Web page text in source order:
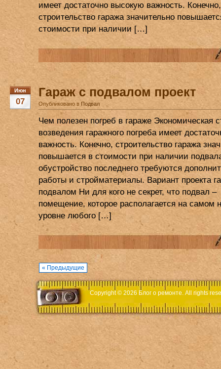
имеет достаточно высокую важность. Конечно,
строительство гаража значительно
стоимости при наличии […]
Июн
07
Гараж с подвалом проект
Опубликовано в Подвал
Чем полезен погреб в гараже Экономическая
возведения гаражного погреба имеет
важность. Конечно, строительство гаража
повышается в стоимости при наличии
обустройство последнего требуются
работы и стройматериалы. Вариант проекта
подвалом Ни для кого не секрет, что подвал –
помещение, которое располагается на самом
уровне любого […]
« Предыдущие
Copyright © 2026 Блог о ремонте. All rights